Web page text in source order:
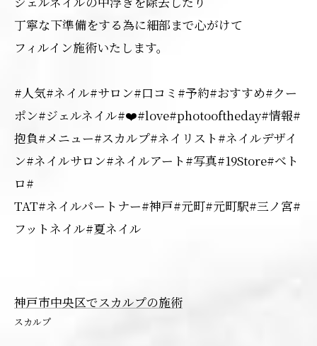
丁寧な下準備をする為に細部まで心がけて
フィルイン施術いたします。
#人気#ネイル#サロン#口コミ#予約#おすすめ#クー
ポン#ジェルネイル#❤️#love#photooftheday#情報#
抱負#メニュー#スカルプ#ネイリスト#ネイルデザイ
ン#ネイルサロン#ネイルアート#写真#19Store#べト
ロ#
TAT#ネイルパートナー#神戸#元町#元町駅#三ノ宮#
フットネイル#夏ネイル
神戸市中央区でスカルプの施術
スカルプ